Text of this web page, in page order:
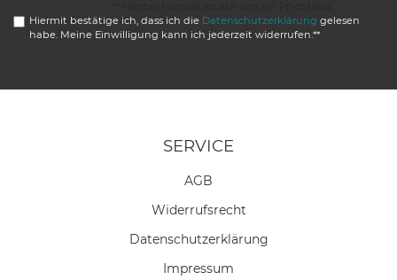
Hiermit bestätige ich, dass ich die Daten­schutz­erklärung gelesen
habe. Meine Einwilligung kann ich jederzeit widerrufen.**
SERVICE
AGB
Widerrufs­recht
Daten­schutz­erklärung
Impressum